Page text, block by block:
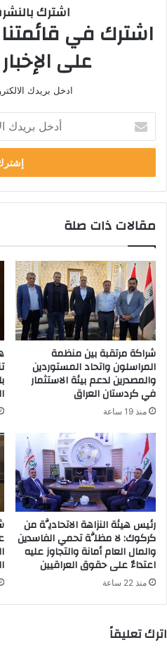
اشترك
اشترك في قائمتنا
على
ادخل بريدك
خ
ب
ر
د
ا
ل
ك
ر
و
ن
ي
مقالات ذات صلة
شراكة مرتقبة بين منظمة
المراسلون واتحاد المستوردين
والمصدرين لدعم بيئة الاستثمار
في كردستان العراق
منذ 19 ساعة
رئيس هيئة النزاهة الاتحاديَّة من
كركوك: لا مظلَّة تحمي الفاسدين
والمال العام أمانة والتجاوز عليه
اعتداءٌ على حقوق العراقيين
منذ 22 ساعة
اترك تعليقاً